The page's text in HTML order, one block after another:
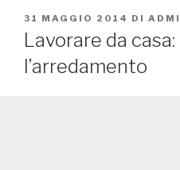
PUBBLICATO
IL
31 MAGGIO 2014 DI
Lavorare da
l’arredamento